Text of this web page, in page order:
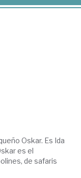
Oskar. Es Ida
es el
de safaris